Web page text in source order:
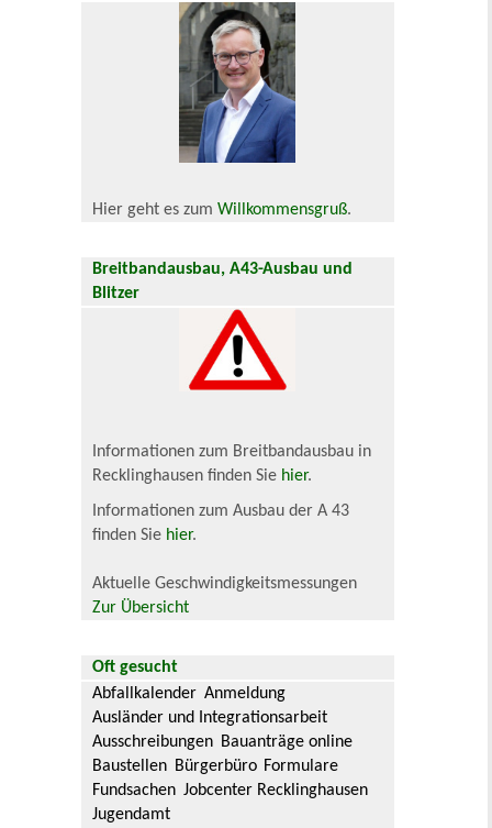
Hier geht es zumWillkommensgruß.
Breitbandausbau, A43-Ausbau und
Blitzer
Informationen zum Breitbandausbau in
Recklinghausen finden Sie hier.
Informationen zum Ausbau der A 43
finden Sie hier.
Aktuelle Geschwindigkeitsmessungen
Zur Übersicht
Oft gesucht
Abfallkalender Anmeldung
Ausländer und Integrationsarbeit
Ausschreibungen Bauanträge online
Baustellen Bürgerbüro Formulare
Fundsachen Jobcenter Recklinghausen
Jugendamt